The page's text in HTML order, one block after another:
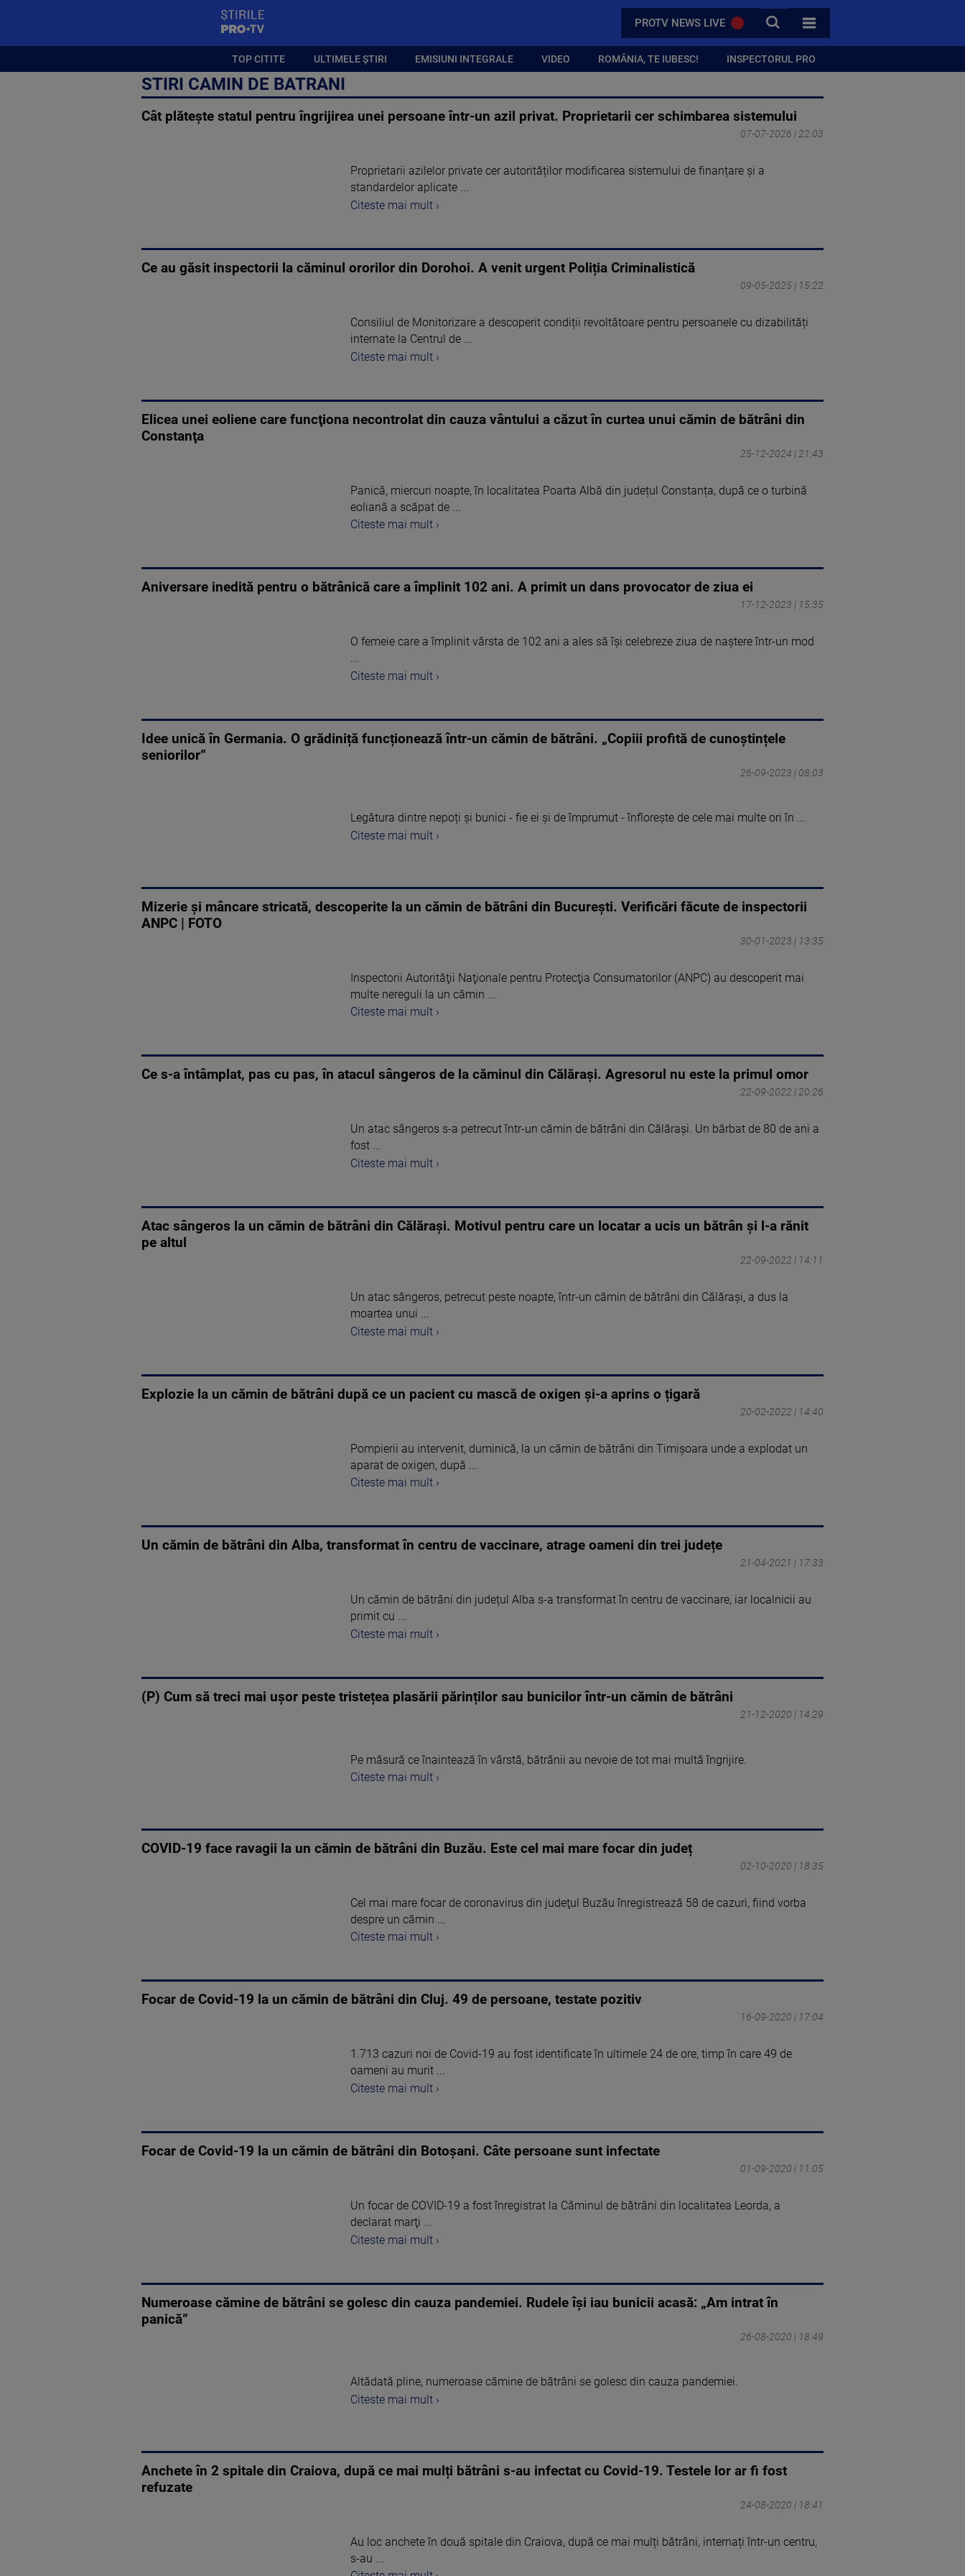
PROTV NEWS LIVE CAUTA
TOATE CATEGORIILE
TOP CITITE ULTIMELE ȘTIRI EMISIUNI INTEGRALE VIDEO ROMÂNIA, TE IUBESC! INSPECTORUL PRO
STIRI CAMIN DE BATRANI
Cât plătește statul pentru îngrijirea unei persoane într-un azil privat. Proprietarii cer schimbarea sistemului
07-07-2026 | 22:03
Proprietarii azilelor private cer autorităților modificarea sistemului de finanțare și a
standardelor aplicate ...
Citeste mai mult ›
Ce au găsit inspectorii la căminul ororilor din Dorohoi. A venit urgent Poliția Criminalistică
09-05-2025 | 15:22
Consiliul de Monitorizare a descoperit condiții revoltătoare pentru persoanele cu dizabilități
internate la Centrul de ...
Citeste mai mult ›
Elicea unei eoliene care funcţiona necontrolat din cauza vântului a căzut în curtea unui cămin de bătrâni din
Constanţa
25-12-2024 | 21:43
Panică, miercuri noapte, în localitatea Poarta Albă din județul Constanța, după ce o turbină
eoliană a scăpat de ...
Citeste mai mult ›
Aniversare inedită pentru o bătrânică care a împlinit 102 ani. A primit un dans provocator de ziua ei
17-12-2023 | 15:35
O femeie care a împlinit vârsta de 102 ani a ales să își celebreze ziua de naștere într-un mod
...
Citeste mai mult ›
Idee unică în Germania. O grădiniță funcționează într-un cămin de bătrâni. „Copiii profită de cunoștințele
seniorilor”
26-09-2023 | 08:03
Legătura dintre nepoți și bunici - fie ei și de împrumut - înflorește de cele mai multe ori în ...
Citeste mai mult ›
Mizerie și mâncare stricată, descoperite la un cămin de bătrâni din Bucureşti. Verificări făcute de inspectorii
ANPC | FOTO
30-01-2023 | 13:35
Inspectorii Autorităţii Naţionale pentru Protecţia Consumatorilor (ANPC) au descoperit mai
multe nereguli la un cămin ...
Citeste mai mult ›
Ce s-a întâmplat, pas cu pas, în atacul sângeros de la căminul din Călărași. Agresorul nu este la primul omor
22-09-2022 | 20:26
Un atac sângeros s-a petrecut într-un cămin de bătrâni din Călărași. Un bărbat de 80 de ani a
fost ...
Citeste mai mult ›
Atac sângeros la un cămin de bătrâni din Călărași. Motivul pentru care un locatar a ucis un bătrân și l-a rănit
pe altul
22-09-2022 | 14:11
Un atac sângeros, petrecut peste noapte, într-un cămin de bătrâni din Călărași, a dus la
moartea unui ...
Citeste mai mult ›
Explozie la un cămin de bătrâni după ce un pacient cu mască de oxigen și-a aprins o țigară
20-02-2022 | 14:40
Pompierii au intervenit, duminică, la un cămin de bătrâni din Timişoara unde a explodat un
aparat de oxigen, după ...
Citeste mai mult ›
Un cămin de bătrâni din Alba, transformat în centru de vaccinare, atrage oameni din trei județe
21-04-2021 | 17:33
Un cămin de bătrâni din județul Alba s-a transformat în centru de vaccinare, iar localnicii au
primit cu ...
Citeste mai mult ›
(P) Cum să treci mai ușor peste tristețea plasării părinților sau bunicilor într-un cămin de bătrâni
21-12-2020 | 14:29
Pe măsură ce înaintează în vârstă, bătrânii au nevoie de tot mai multă îngrijire.
Citeste mai mult ›
COVID-19 face ravagii la un cămin de bătrâni din Buzău. Este cel mai mare focar din județ
02-10-2020 | 18:35
Cel mai mare focar de coronavirus din judeţul Buzău înregistrează 58 de cazuri, fiind vorba
despre un cămin ...
Citeste mai mult ›
Focar de Covid-19 la un cămin de bătrâni din Cluj. 49 de persoane, testate pozitiv
16-09-2020 | 17:04
1.713 cazuri noi de Covid-19 au fost identificate în ultimele 24 de ore, timp în care 49 de
oameni au murit ...
Citeste mai mult ›
Focar de Covid-19 la un cămin de bătrâni din Botoșani. Câte persoane sunt infectate
01-09-2020 | 11:05
Un focar de COVID-19 a fost înregistrat la Căminul de bătrâni din localitatea Leorda, a
declarat marţi ...
Citeste mai mult ›
Numeroase cămine de bătrâni se golesc din cauza pandemiei. Rudele își iau bunicii acasă: „Am intrat în
panică”
26-08-2020 | 18:49
Altădată pline, numeroase cămine de bătrâni se golesc din cauza pandemiei.
Citeste mai mult ›
Anchete în 2 spitale din Craiova, după ce mai mulți bătrâni s-au infectat cu Covid-19. Testele lor ar fi fost
refuzate
24-08-2020 | 18:41
Au loc anchete în două spitale din Craiova, după ce mai mulți bătrâni, internați într-un centru,
s-au ...